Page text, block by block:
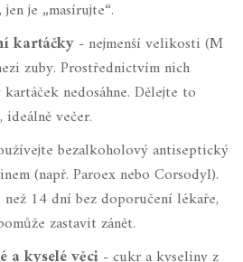
je „masírujte“.
kartáčky - nejmenší velikosti (M
zuby. Prostřednictvím nich
nedosáhne. Dělejte to
ideálně večer.
bezalkoholový antiseptický
(např. Paroex nebo Corsodyl).
14 dní bez doporučení lékaře,
zastavit zánět.